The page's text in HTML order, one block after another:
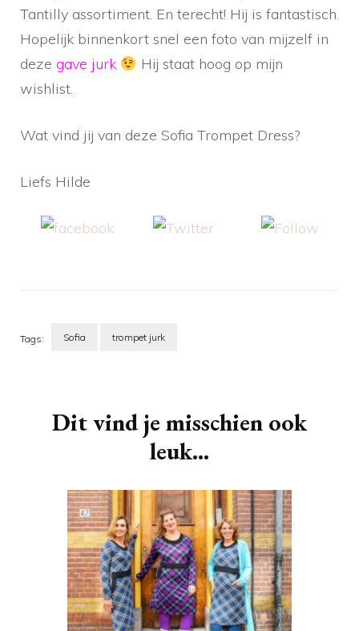
Tantilly assortiment. En terecht! Hij is fantastisch.
Hopelijk binnenkort snel een foto van mijzelf in
deze gave jurk
Hij staat hoog op mijn
wishlist.
Wat vind jij van deze Sofia Trompet Dress?
Liefs Hilde
Tags: Sofia trompet jurk
Dit vind je misschien ook
leuk...